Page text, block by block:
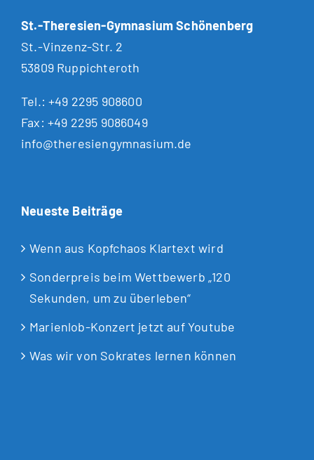
St.-Theresien-Gymnasium Schönenberg
St.-Vinzenz-Str. 2
53809 Ruppichteroth
Tel.:+49 2295 908600
Fax: +49 2295 9086049
info@theresiengymnasium.de
Neueste Beiträge
Wenn aus Kopfchaos Klartext wird
Sonderpreis beim Wettbewerb „120
Sekunden, um zu überleben“
Marienlob-Konzert jetzt auf Youtube
Was wir von Sokrates lernen können